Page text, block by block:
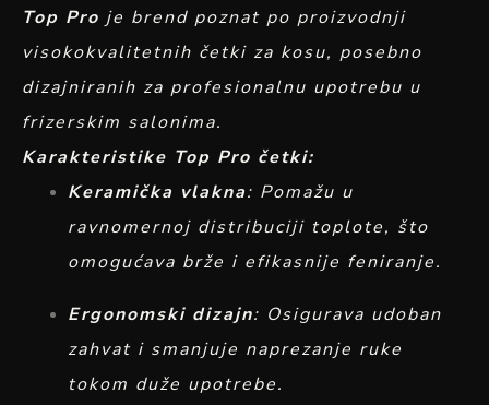
Top Pro je brend poznat po proizvodnji
visokokvalitetnih četki za kosu, posebno
dizajniranih za profesionalnu upotrebu u
frizerskim salonima.
Karakteristike Top Pro četki:
Keramička vlakna: Pomažu u
ravnomernoj distribuciji toplote, što
omogućava brže i efikasnije feniranje.
Ergonomski dizajn: Osigurava udoban
zahvat i smanjuje naprezanje ruke
tokom duže upotrebe.